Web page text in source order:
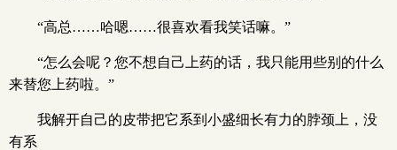
“高总……哈嗯……很喜欢看我笑话嘛。”
“怎么会呢？您不想自己上药的话，我只能用些别的什么
来替您上药啦。”
我解开自己的皮带把它系到小盛细长有力的脖颈上，没
有系